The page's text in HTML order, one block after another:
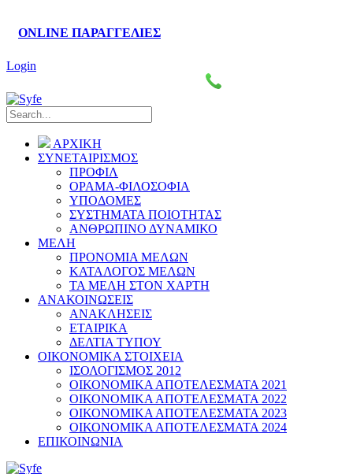
ONLINE ΠΑΡΑΓΓΕΛΙΕΣ
Login
ΑΡΧΙΚΗ
ΣΥΝΕΤΑΙΡΙΣΜΟΣ
ΠΡΟΦΙΛ
ΟΡΑΜΑ-ΦΙΛΟΣΟΦΙΑ
ΥΠΟΔΟΜΕΣ
ΣΥΣΤΗΜΑΤΑ ΠΟΙΟΤΗΤΑΣ
ΑΝΘΡΩΠΙΝΟ ΔΥΝΑΜΙΚΟ
ΜΕΛΗ
ΠΡΟΝΟΜΙΑ ΜΕΛΩΝ
ΚΑΤΑΛΟΓΟΣ ΜΕΛΩΝ
ΤΑ ΜΕΛΗ ΣΤΟΝ ΧΑΡΤΗ
ΑΝΑΚΟΙΝΩΣΕΙΣ
ΑΝΑΚΛΗΣΕΙΣ
ΕΤΑΙΡΙΚΑ
ΔΕΛΤΙΑ ΤΥΠΟΥ
ΟΙΚΟΝΟΜΙΚΑ ΣΤΟΙΧΕΙΑ
ΙΣΟΛΟΓΙΣΜΟΣ 2012
ΟΙΚΟΝΟΜΙΚΑ ΑΠΟΤΕΛΕΣΜΑΤΑ 2021
ΟΙΚΟΝΟΜΙΚΑ ΑΠΟΤΕΛΕΣΜΑΤΑ 2022
ΟΙΚΟΝΟΜΙΚΑ ΑΠΟΤΕΛΕΣΜΑΤΑ 2023
ΟΙΚΟΝΟΜΙΚΑ ΑΠΟΤΕΛΕΣΜΑΤΑ 2024
ΕΠΙΚΟΙΝΩΝΙΑ